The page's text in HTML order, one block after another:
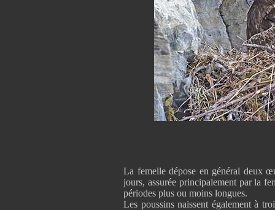
La femelle dépose en général deux
jours, assurée principalement par la
périodes plus ou moins longues.
Les poussins naissent également à